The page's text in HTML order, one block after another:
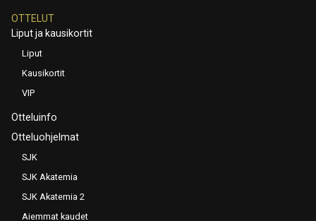
OTTELUT
Liput ja kausikortit
Liput
Kausikortit
VIP
Otteluinfo
Otteluohjelmat
SJK
SJK Akatemia
SJK Akatemia 2
Aiemmat kaudet